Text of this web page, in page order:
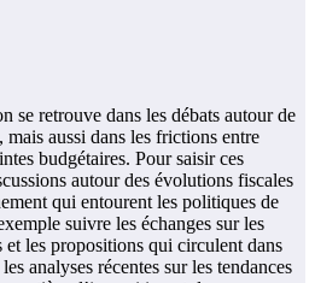
se retrouve dans les débats autour de
aussi dans les frictions entre
budgétaires. Pour saisir ces
autour des évolutions fiscales
qui entourent les politiques de
suivre les échanges sur les
et les propositions qui circulent dans
analyses récentes sur les tendances